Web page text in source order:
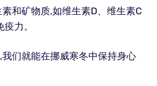
和矿物质,如维生素D、维生素C
力。
们就能在挪威寒冬中保持身心